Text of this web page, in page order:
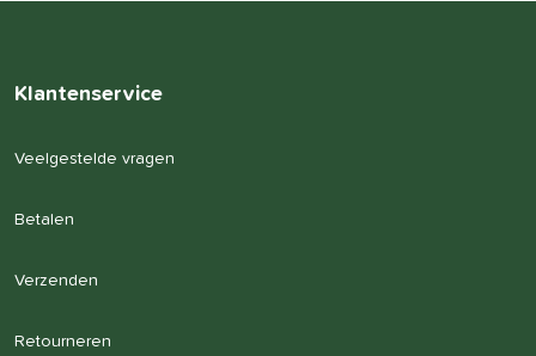
Klantenservice
Veelgestelde vragen
Betalen
Verzenden
Retourneren